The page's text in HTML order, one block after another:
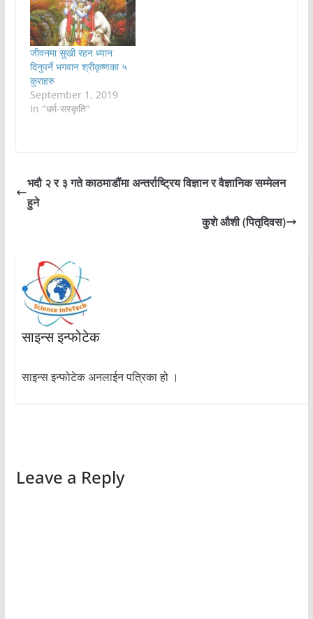
जीवनमा सुखी रहन ध्यान
दिनुपर्ने भगवान श्रीकृष्णका ५
कुराहरु
September 1, 2019
In "धर्म-सस्कृति"
भदौ २ र ३ गते काठमाडौंमा अन्तर्राष्ट्रिय विज्ञान र वैज्ञानिक सम्मेलन
हुने
कुशे औशी (पितृदिवस)
साइन्स इन्फोटेक
साइन्स इन्फोटेक अनलाईन पत्रिका हो ।
Leave a Reply